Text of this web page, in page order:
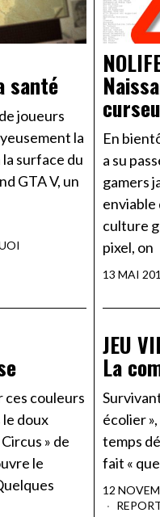
santé
joueurs
la
surface du
GTA V, un
En
a su
gamers
enviable
culture
pixel, on
13 MAI
ces couleurs
doux
» de
le
JEU
La
écolier
temps
fait «
12